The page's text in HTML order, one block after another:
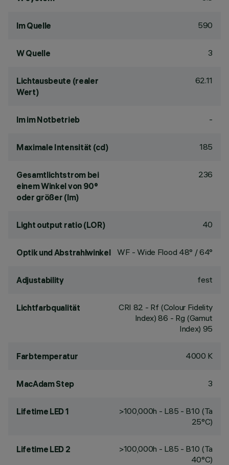
lm Quelle 590
W Quelle 3
Lichtausbeute (realer
Wert)
62.11
lm im Notbetrieb -
Maximale Intensität (cd) 185
Gesamtlichtstrom bei
einem Winkel von 90°
oder größer (lm)
236
Light output ratio (LOR) 40
Optik und Abstrahlwinkel WF - Wide Flood 48° / 64°
Adjustability fest
Lichtfarbqualität CRI 82 - Rf (Colour Fidelity
Index) 86 - Rg (Gamut
Index) 95
Farbtemperatur 4000 K
MacAdam Step 3
Lifetime LED 1
>100,000h - L85 - B10 (Ta
25°C)
Lifetime LED 2
>100,000h - L85 - B10 (Ta
40°C)